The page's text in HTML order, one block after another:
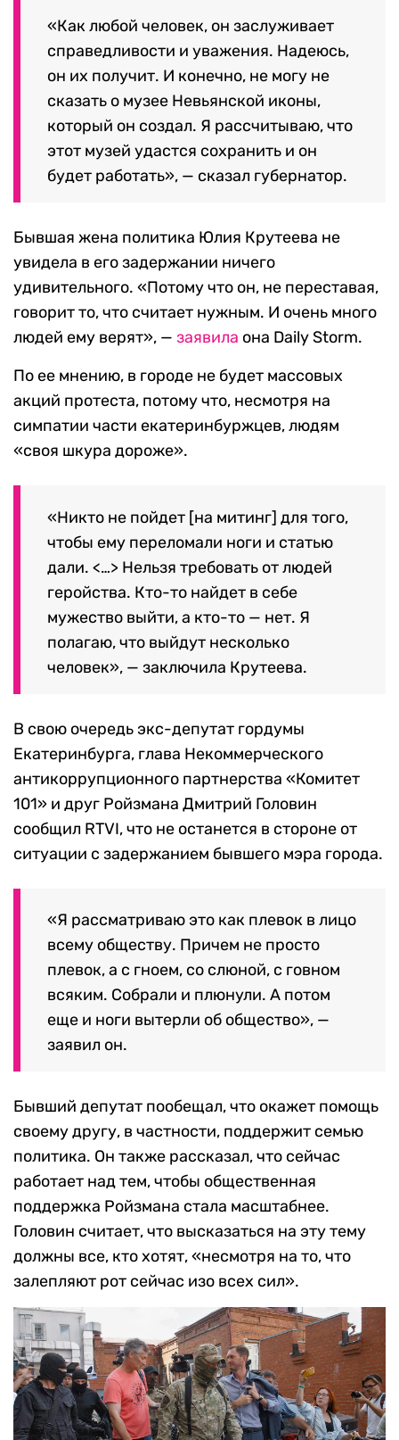
«Как любой человек, он заслуживает
справедливости и уважения. Надеюсь,
он их получит. И конечно, не могу не
сказать о музее Невьянской иконы,
который он создал. Я рассчитываю, что
этот музей удастся сохранить и он
будет работать», — сказал губернатор.
Бывшая жена политика Юлия Крутеева не
увидела в его задержании ничего
удивительного. «Потому что он, не переставая,
говорит то, что считает нужным. И очень много
людей ему верят», — заявила она Daily Storm.
По ее мнению, в городе не будет массовых
акций протеста, потому что, несмотря на
симпатии части екатеринбуржцев, людям
«своя шкура дороже».
«Никто не пойдет [на митинг] для того,
чтобы ему переломали ноги и статью
дали. <…> Нельзя требовать от людей
геройства. Кто-то найдет в себе
мужество выйти, а кто-то — нет. Я
полагаю, что выйдут несколько
человек», — заключила Крутеева.
В свою очередь экс-депутат гордумы
Екатеринбурга, глава Некоммерческого
антикоррупционного партнерства «Комитет
101» и друг Ройзмана Дмитрий Головин
сообщил RTVI, что не останется в стороне от
ситуации с задержанием бывшего мэра города.
«Я рассматриваю это как плевок в лицо
всему обществу. Причем не просто
плевок, а с гноем, со слюной, с говном
всяким. Собрали и плюнули. А потом
еще и ноги вытерли об общество», —
заявил он.
Бывший депутат пообещал, что окажет помощь
своему другу, в частности, поддержит семью
политика. Он также рассказал, что сейчас
работает над тем, чтобы общественная
поддержка Ройзмана стала масштабнее.
Головин считает, что высказаться на эту тему
должны все, кто хотят, «несмотря на то, что
залепляют рот сейчас изо всех сил».